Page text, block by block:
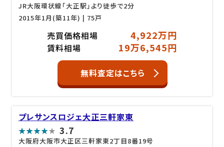
JR大阪環状線「大正駅」より徒歩で2分
2015年1月(築11年) | 75戸
売買価格相場 4,922万円
賃料相場 19万6,545円
無料査定はこちら
プレサンスロジェ大正三軒家東
3.7
大阪府大阪市大正区三軒家東2丁目8番19号